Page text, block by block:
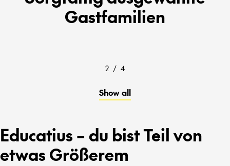
Gastfamilien
2 / 4
Show all
Educatius – du bist Teil von
etwas Größerem